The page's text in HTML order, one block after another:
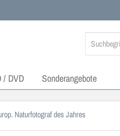
/ DVD Sonderangebote
Naturfotograf des Jahres